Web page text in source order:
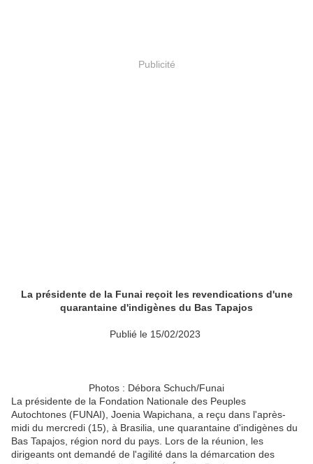
Publicité
La présidente de la Funai reçoit les revendications d'une
quarantaine d'indigènes du Bas Tapajos
Publié le 15/02/2023
Photos : Débora Schuch/Funai
La présidente de la Fondation Nationale des Peuples
Autochtones (FUNAI), Joenia Wapichana, a reçu dans l'après-
midi du mercredi (15), à Brasilia, une quarantaine d'indigènes du
Bas Tapajos, région nord du pays. Lors de la réunion, les
dirigeants ont demandé de l'agilité dans la démarcation des